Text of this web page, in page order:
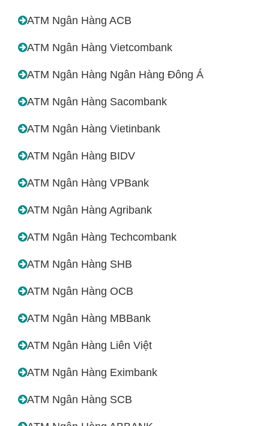
ATM Ngân Hàng ACB
ATM Ngân Hàng Vietcombank
ATM Ngân Hàng Ngân Hàng Đông Á
ATM Ngân Hàng Sacombank
ATM Ngân Hàng Vietinbank
ATM Ngân Hàng BIDV
ATM Ngân Hàng VPBank
ATM Ngân Hàng Agribank
ATM Ngân Hàng Techcombank
ATM Ngân Hàng SHB
ATM Ngân Hàng OCB
ATM Ngân Hàng MBBank
ATM Ngân Hàng Liên Việt
ATM Ngân Hàng Eximbank
ATM Ngân Hàng SCB